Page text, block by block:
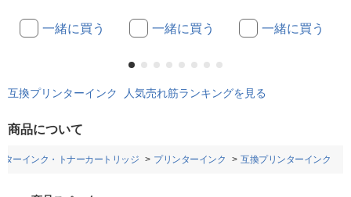
一緒に買う 一緒に買う 一緒に買う
互換プリンターインク 人気売れ筋ランキングを見る
商品について
ターインク・トナーカートリッジ プリンターインク 互換プリンターインク